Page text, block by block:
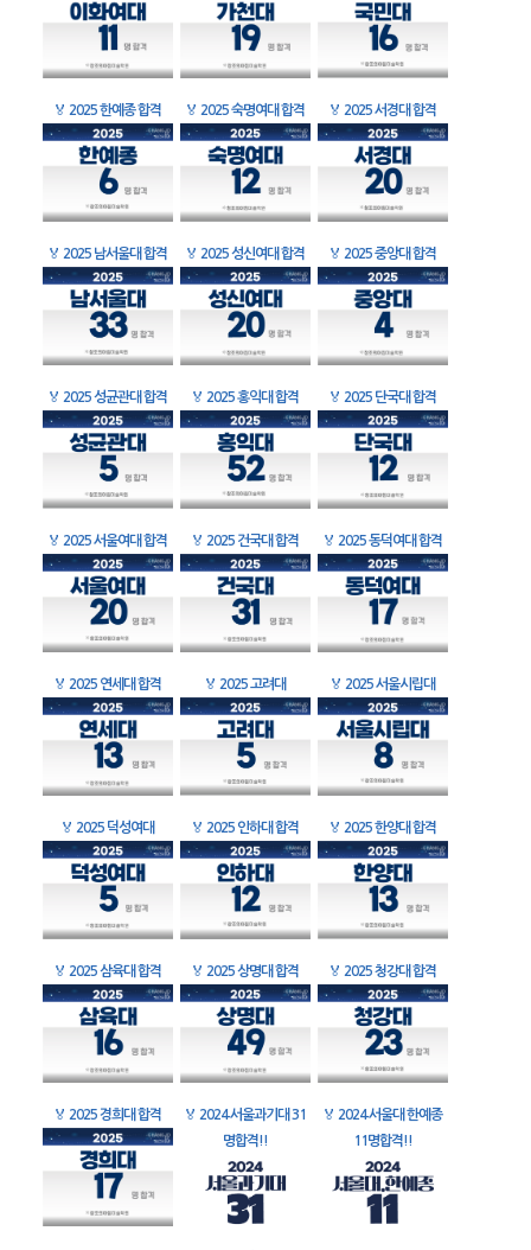
🏅 2025 한예종 합격 🏅 2025 숙명여대 합격 🏅 2025 서경대 합격
🏅 2025 남서울대 합격 🏅 2025 성신여대 합격 🏅 2025 중앙대 합격
🏅 2025 성균관대 합격 🏅 2025 홍익대 합격 🏅 2025 단국대 합격
🏅 2025 서울여대 합격 🏅 2025 건국대 합격 🏅 2025 동덕여대 합격
🏅 2025 연세대 합격 🏅 2025 고려대 🏅 2025 서울시립대
🏅 2025 덕성여대 🏅 2025 인하대 합격 🏅 2025 한양대 합격
🏅 2025 삼육대 합격 🏅 2025 상명대 합격 🏅 2025 청강대 합격
🏅 2025 경희대 합격 🏅 2024 서울과기대 31
명합격!!
🏅 2024 서울대 한예종
11명합격!!